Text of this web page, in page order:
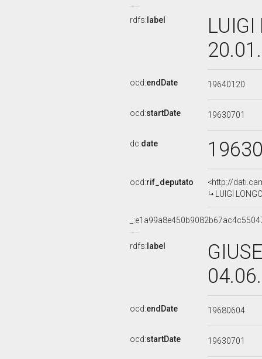
rdfs: label
ocd:endDate 19640120
ocd:startDate 19630701
dc:date
ocd:rif_deputato
<http://
LUIGI
rdfs: label
ocd:endDate 19680604
ocd:startDate 19630701